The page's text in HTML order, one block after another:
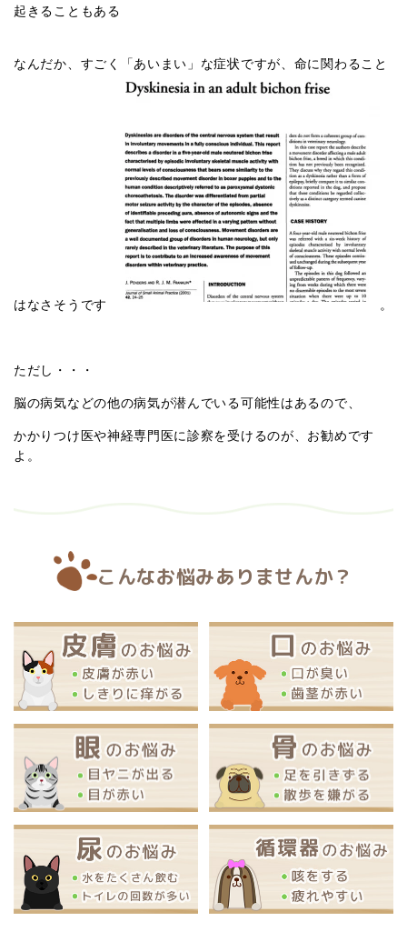
起きることもある
なんだか、すごく「あいまい」な症状ですが、命に関わること
はなさそうです 。
ただし・・・
脳の病気などの他の病気が潜んでいる可能性はあるので、
かかりつけ医や神経専門医に診察を受けるのが、お勧めです
よ。
こんなお悩みありませんか？